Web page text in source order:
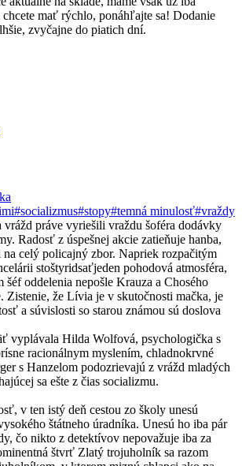
mať rýchlo, ponáhľajte sa! Dodanie
zvyčajne do piatich dní.
#socializmus#stopy#temná minulosť#vraždy
práve vyriešili vraždu šoféra dodávky
Radosť z úspešnej akcie zatieňuje hanba,
celý policajný zbor. Napriek rozpačitým
stoštyridsaťjeden pohodová atmosféra,
oddelenia nepošle Krauza a Chosého
že Lívia je v skutočnosti mačka, je
a súvislosti so starou známou sú doslova
vyplávala Hilda Wolfová, psychologička s
racionálnym myslením, chladnokrvné
s Hanzelom podozrievajú z vrážd mladých
sa ešte z čias socializmu.
v ten istý deň cestou zo školy unesú
štátneho úradníka. Unesú ho iba pár
čo nikto z detektívov nepovažuje iba za
štvrť Zlatý trojuholník sa razom